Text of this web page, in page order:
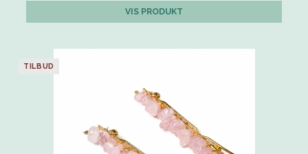
VIS PRODUKT
TILBUD